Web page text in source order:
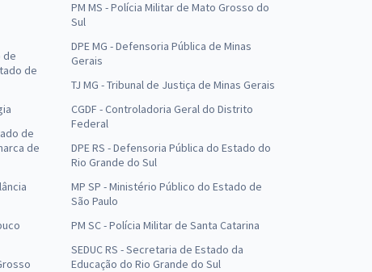
de
de
de
de
PM MS - Polícia Militar de Mato Grosso do
Sul
DPE MG - Defensoria Pública de Minas
Gerais
TJ MG - Tribunal de Justiça de Minas Gerais
CGDF - Controladoria Geral do Distrito
Federal
DPE RS - Defensoria Pública do Estado do
Rio Grande do Sul
MP SP - Ministério Público do Estado de
São Paulo
PM SC - Polícia Militar de Santa Catarina
SEDUC RS - Secretaria de Estado da
Educação do Rio Grande do Sul